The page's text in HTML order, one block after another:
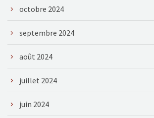
octobre 2024
septembre 2024
août 2024
juillet 2024
juin 2024